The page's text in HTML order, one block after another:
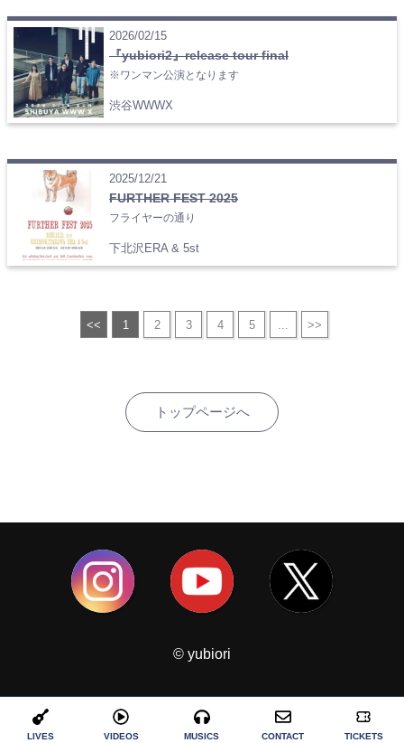
2026/02/15
『yubiori2』release tour final
※ワンマン公演となります
渋谷WWWX
2025/12/21
FURTHER FEST 2025
フライヤーの通り
下北沢ERA & 5st
<< 1 2 3 4 5 >>
LIVES VIDEOS MUSICS CONTACT TICKETS
トップページへ
© yubiori